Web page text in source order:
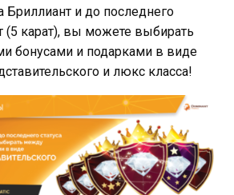
Бриллиант и до последнего
(5 карат), вы можете выбирать
бонусами и подарками в виде
и люкс класса!